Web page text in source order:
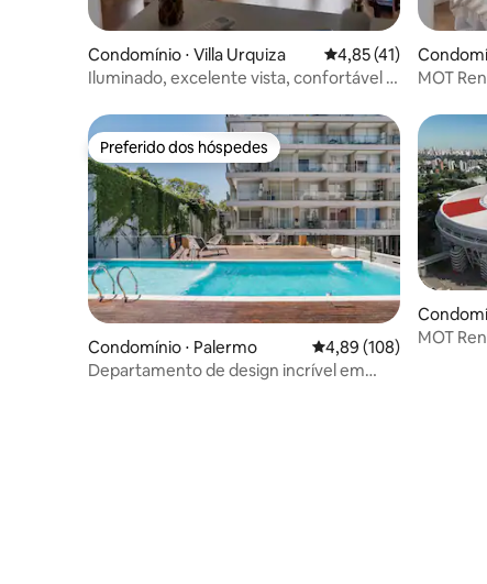
Condomínio ⋅ Villa Urquiza 4,85 de uma
4,85 (41)
Iluminado, excelente vista, confortável e
MOT
Preferido dos hóspedes
Preferido dos hóspedes
Condomínio ⋅ Palermo 4,89 de uma avaliação
4,89 (108)
Departamento de design incrível em
MOT